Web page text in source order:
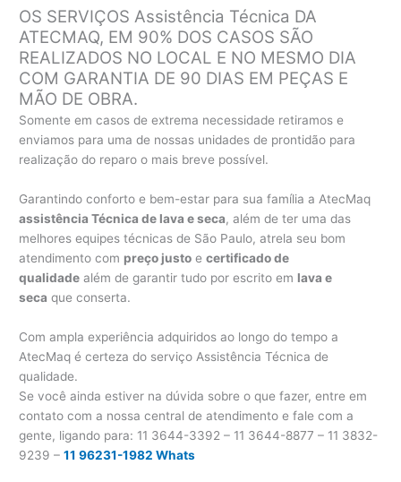
OS SERVIÇOS Assistência Técnica DA
ATECMAQ, EM 90% DOS CASOS SÃO
REALIZADOS NO LOCAL E NO MESMO DIA
COM GARANTIA DE 90 DIAS EM PEÇAS E
MÃO DE OBRA.
Somente em casos de extrema necessidade retiramos e
enviamos para uma de nossas unidades de prontidão para
realização do reparo o mais breve possível.
Garantindo conforto e bem-estar para sua família a AtecMaq
assistência Técnica de lava e seca, além de ter uma das
melhores equipes técnicas de São Paulo, atrela seu bom
atendimento com preço justo ecertificado de
qualidade além de garantir tudo por escrito em lava e
seca que conserta.
Com ampla experiência adquiridos ao longo do tempo a
AtecMaq é certeza do serviço Assistência Técnica de
qualidade.
Se você ainda estiver na dúvida sobre o que fazer, entre em
contato com a nossa central de atendimento e fale com a
gente, ligando para: 11 3644-3392 – 11 3644-8877 – 11 3832-
9239 –11 96231-1982 Whats